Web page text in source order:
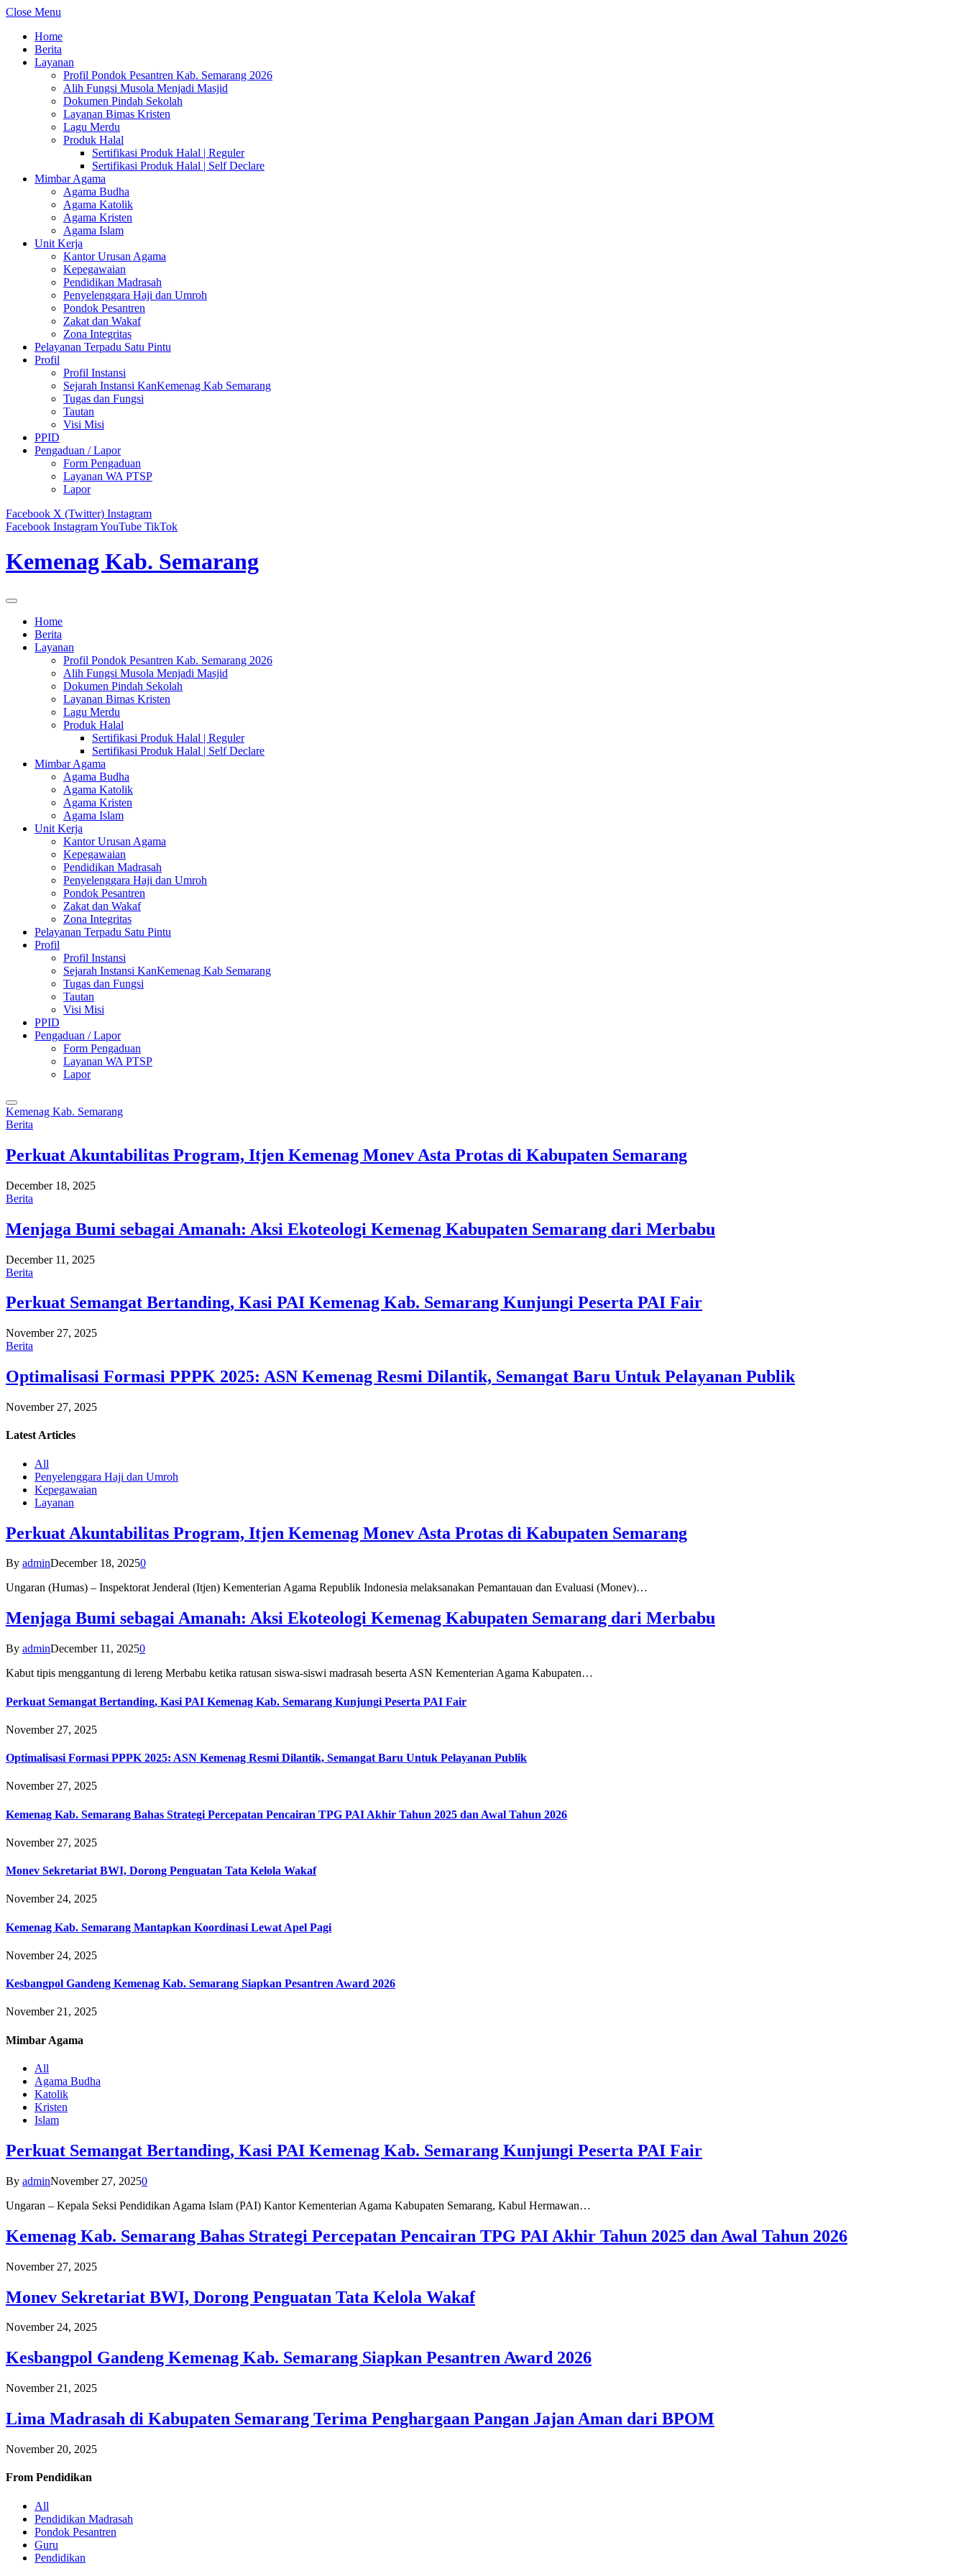
Close Menu
Home
Berita
Layanan
Profil Pondok Pesantren Kab. Semarang 2026
Alih Fungsi Musola Menjadi Masjid
Dokumen Pindah Sekolah
Layanan Bimas Kristen
Lagu Merdu
Produk Halal
Sertifikasi Produk Halal | Reguler
Sertifikasi Produk Halal | Self Declare
Mimbar Agama
Agama Budha
Agama Katolik
Agama Kristen
Agama Islam
Unit Kerja
Kantor Urusan Agama
Kepegawaian
Pendidikan Madrasah
Penyelenggara Haji dan Umroh
Pondok Pesantren
Zakat dan Wakaf
Zona Integritas
Pelayanan Terpadu Satu Pintu
Profil
Profil Instansi
Sejarah Instansi KanKemenag Kab Semarang
Tugas dan Fungsi
Tautan
Visi Misi
PPID
Pengaduan / Lapor
Form Pengaduan
Layanan WA PTSP
Lapor
Facebook X (Twitter) Instagram
Facebook InstagramYouTube TikTok
Kemenag Kab. Semarang
Home
Berita
Layanan
Profil Pondok Pesantren Kab. Semarang 2026
Alih Fungsi Musola Menjadi Masjid
Dokumen Pindah Sekolah
Layanan Bimas Kristen
Lagu Merdu
Produk Halal
Sertifikasi Produk Halal | Reguler
Sertifikasi Produk Halal | Self Declare
Mimbar Agama
Agama Budha
Agama Katolik
Agama Kristen
Agama Islam
Unit Kerja
Kantor Urusan Agama
Kepegawaian
Pendidikan Madrasah
Penyelenggara Haji dan Umroh
Pondok Pesantren
Zakat dan Wakaf
Zona Integritas
Pelayanan Terpadu Satu Pintu
Profil
Profil Instansi
Sejarah Instansi KanKemenag Kab Semarang
Tugas dan Fungsi
Tautan
Visi Misi
PPID
Pengaduan / Lapor
Form Pengaduan
Layanan WA PTSP
Lapor
Kemenag Kab. Semarang
Berita
Perkuat Akuntabilitas Program, Itjen Kemenag Monev Asta Protas di Kabupaten Semarang
December 18, 2025
Berita
Menjaga Bumi sebagai Amanah: Aksi Ekoteologi Kemenag Kabupaten Semarang dari Merbabu
December 11, 2025
Berita
Perkuat Semangat Bertanding, Kasi PAI Kemenag Kab. Semarang Kunjungi Peserta PAI Fair
November 27, 2025
Berita
Optimalisasi Formasi PPPK 2025: ASN Kemenag Resmi Dilantik, Semangat Baru Untuk Pelayanan Publik
November 27, 2025
Latest Articles
All
Penyelenggara Haji dan Umroh
Kepegawaian
Layanan
Perkuat Akuntabilitas Program, Itjen Kemenag Monev Asta Protas di Kabupaten Semarang
By adminDecember 18, 20250
Ungaran (Humas) – Inspektorat Jenderal (Itjen) Kementerian Agama Republik Indonesia melaksanakan Pemantauan dan Evaluasi (Monev)…
Menjaga Bumi sebagai Amanah: Aksi Ekoteologi Kemenag Kabupaten Semarang dari Merbabu
By adminDecember 11, 20250
Kabut tipis menggantung di lereng Merbabu ketika ratusan siswa-siswi madrasah beserta ASN Kementerian Agama Kabupaten…
Perkuat Semangat Bertanding, Kasi PAI Kemenag Kab. Semarang Kunjungi Peserta PAI Fair
November 27, 2025
Optimalisasi Formasi PPPK 2025: ASN Kemenag Resmi Dilantik, Semangat Baru Untuk Pelayanan Publik
November 27, 2025
Kemenag Kab. Semarang Bahas Strategi Percepatan Pencairan TPG PAI Akhir Tahun 2025 dan Awal Tahun 2026
November 27, 2025
Monev Sekretariat BWI, Dorong Penguatan Tata Kelola Wakaf
November 24, 2025
Kemenag Kab. Semarang Mantapkan Koordinasi Lewat Apel Pagi
November 24, 2025
Kesbangpol Gandeng Kemenag Kab. Semarang Siapkan Pesantren Award 2026
November 21, 2025
Mimbar Agama
All
Agama Budha
Katolik
Kristen
Islam
Perkuat Semangat Bertanding, Kasi PAI Kemenag Kab. Semarang Kunjungi Peserta PAI Fair
By adminNovember 27, 20250
Ungaran – Kepala Seksi Pendidikan Agama Islam (PAI) Kantor Kementerian Agama Kabupaten Semarang, Kabul Hermawan…
Kemenag Kab. Semarang Bahas Strategi Percepatan Pencairan TPG PAI Akhir Tahun 2025 dan Awal Tahun 2026
November 27, 2025
Monev Sekretariat BWI, Dorong Penguatan Tata Kelola Wakaf
November 24, 2025
Kesbangpol Gandeng Kemenag Kab. Semarang Siapkan Pesantren Award 2026
November 21, 2025
Lima Madrasah di Kabupaten Semarang Terima Penghargaan Pangan Jajan Aman dari BPOM
November 20, 2025
From Pendidikan
All
Pendidikan Madrasah
Pondok Pesantren
Guru
Pendidikan